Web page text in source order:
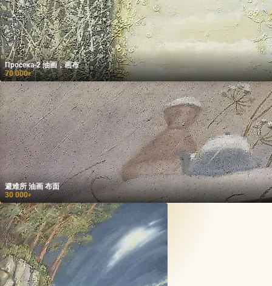
Просека-2 油画，画布
70 000₽
避难所 油画 布面
30 000₽